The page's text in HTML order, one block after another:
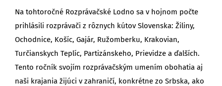
Na tohtoročné Rozprávačské Lodno sa v hojnom počte
prihlásili rozprávači z rôznych kútov Slovenska: Žiliny,
Ochodnice, Košíc, Gajár, Ružomberku, Krakovian,
Turčianskych Teplíc, Partizánskeho, Prievidze a ďalších.
Tento ročník svojím rozprávačským umením obohatia aj
naši krajania žijúci v zahraničí, konkrétne zo Srbska, ako